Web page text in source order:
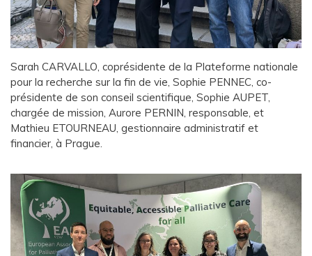
Sarah CARVALLO, coprésidente de la Plateforme nationale
pour la recherche sur la fin de vie, Sophie PENNEC, co-
présidente de son conseil scientifique, Sophie AUPET,
chargée de mission, Aurore PERNIN, responsable, et
Mathieu ETOURNEAU, gestionnaire administratif et
financier, à Prague.